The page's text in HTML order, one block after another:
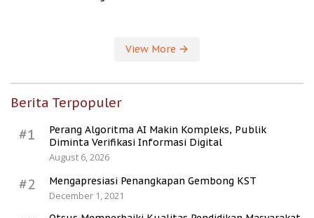
View More
Berita Terpopuler
#1
Perang Algoritma AI Makin Kompleks, Publik
Diminta Verifikasi Informasi Digital
August 6, 2026
#2
Mengapresiasi Penangkapan Gembong KST
December 1, 2021